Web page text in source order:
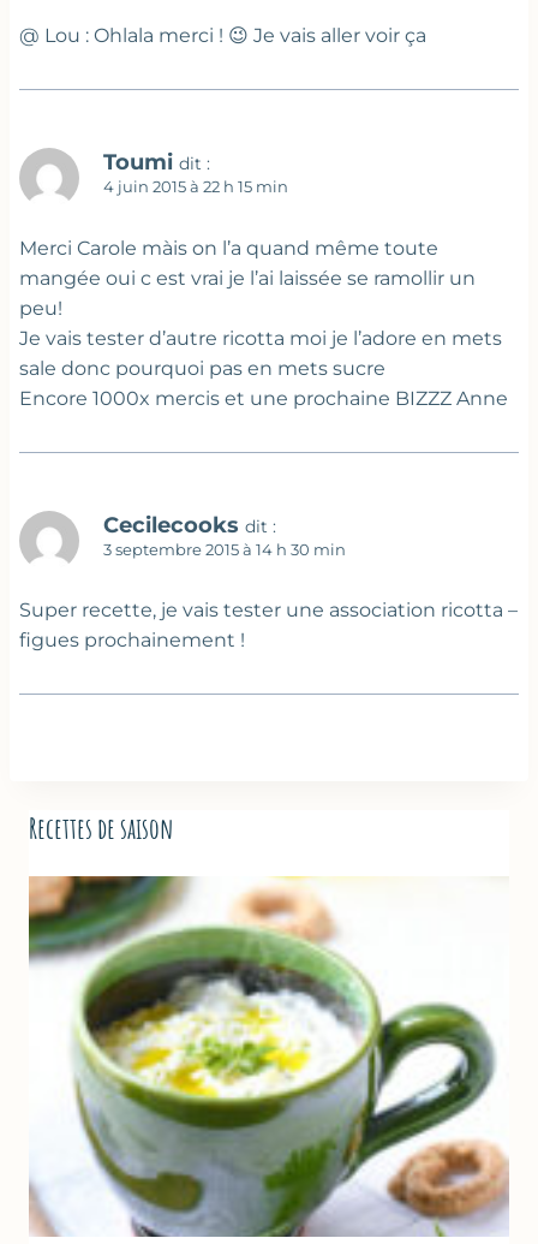
@ Lou : Ohlala merci ! 😉 Je vais aller voir ça
Toumi dit :
4 juin 2015 à 22 h 15 min
Merci Carole màis on l’a quand même toute
mangée oui c est vrai je l’ai laissée se ramollir un
peu!
Je vais tester d’autre ricotta moi je l’adore en mets
sale donc pourquoi pas en mets sucre
Encore 1000x mercis et une prochaine BIZZZ Anne
Cecilecooks dit :
3 septembre 2015 à 14 h 30 min
Super recette, je vais tester une association ricotta –
figues prochainement !
Recettes de saison